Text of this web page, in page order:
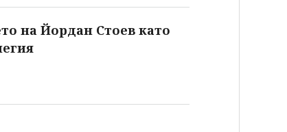
на Йордан Стоев като